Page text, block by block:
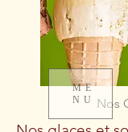
ME
NU
Nos